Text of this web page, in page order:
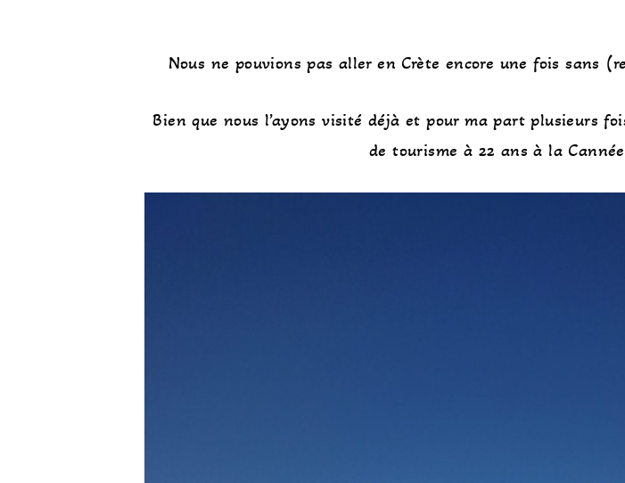
Nous ne pouvions pas aller en Crète encore une fois sans
Bien que nous l’ayons visité déjà et pour ma part plusieurs
de tourisme à 22 ans à la